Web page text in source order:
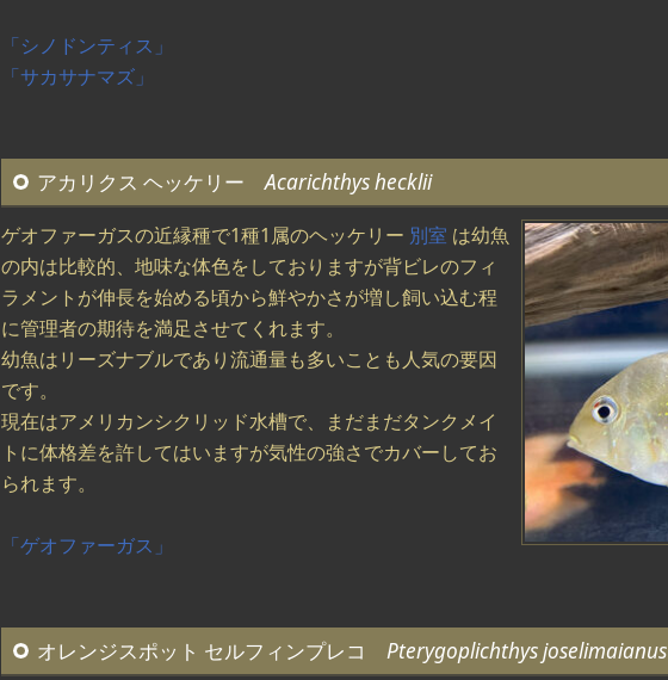
「シノドンティス」
「サカサナマズ」
アカリクス ヘッケリーAcarichthys hecklii
ゲオファーガスの近縁種で1種1属のヘッケリー 別室 は幼魚
の内は比較的、地味な体色をしておりますが背ビレのフィ
ラメントが伸長を始める頃から鮮やかさが増し飼い込む程
に管理者の期待を満足させてくれます。
幼魚はリーズナブルであり流通量も多いことも人気の要因
です。
現在はアメリカンシクリッド水槽で、まだまだタンクメイ
トに体格差を許してはいますが気性の強さでカバーしてお
られます。
「ゲオファーガス」
オレンジスポット セルフィンプレコ Pterygoplichthys joselimaianus